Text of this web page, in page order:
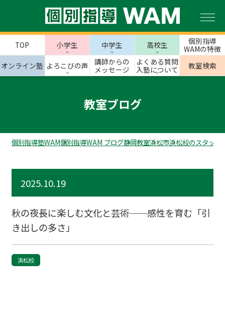
TOP 小学生 中学生 高校生
個別指導
WAMの特徴
オンライン塾 よろこびの声
講師からの
メッセージ
よくある質問
入塾について
教室検索
教室ブログ
個別指導塾WAM個別指導WAM ブログ静岡教室浜松市浜松校のスタッフ
2025.10.19
秋の夜長に楽しむ文化と芸術──感性を育む「引
き出しの多さ」
浜松校